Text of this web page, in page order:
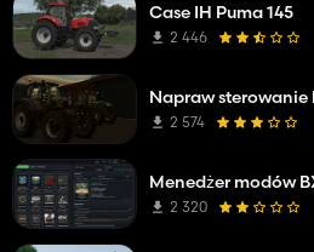
Case IH Puma 145
2 446
Napraw
2 574
Menedżer modów
2 320